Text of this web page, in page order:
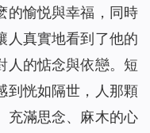
的愉悦與幸福，同時
人真實地看到了他的
人的惦念與依戀。短
到恍如隔世，人那顆
充滿思念、麻木的心